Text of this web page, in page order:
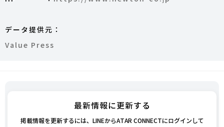
データ提供元：
Value Press
最新情報に更新する
掲載情報を更新するには、LINEからATAR CONNECTにログインして